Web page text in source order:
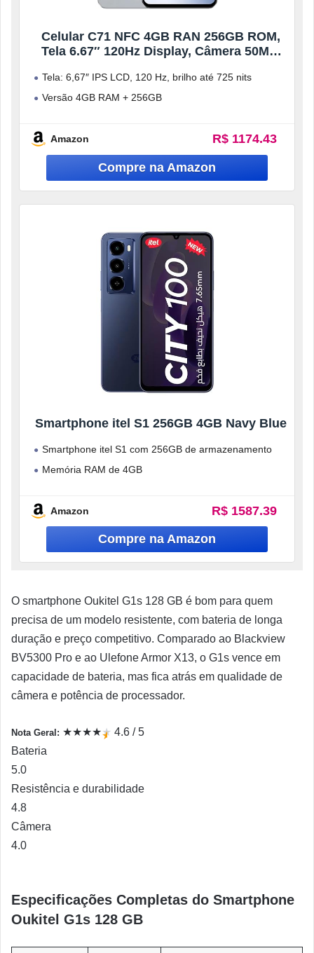
Celular C71 NFC 4GB RAN 256GB ROM,
Tela 6.67″ 120Hz Display, Câmera 50MP,
Dual 4G SIM (Branco)
Tela: 6,67″ IPS LCD, 120 Hz, brilho até 725 nits
Versão 4GB RAM + 256GB
Apoia
Amazon R$ 1174.43
Smartphone itel S1 256GB 4GB Navy Blue
Smartphone itel S1 com 256GB de armazenamento
Memória RAM de 4GB
Design moderno
Produto
Amazon R$ 1587.39
O smartphone Oukitel G1s 128 GB é bom para quem
precisa de um modelo resistente, com bateria de longa
duração e preço competitivo. Comparado ao Blackview
BV5300 Pro e ao Ulefone Armor X13, o G1s vence em
capacidade de bateria, mas fica atrás em qualidade de
câmera e potência de processador.
Nota Geral: ★★★★★
★ 4.6 / 5
Bateria
5.0
Resistência e durabilidade
4.8
Câmera
4.0
Especificações Completas do Smartphone
Oukitel G1s 128 GB